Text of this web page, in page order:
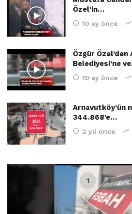
Özel’in…
10 ay önce
Özgür
Belediyesi’ne
10 ay önce
Arnavutköy’ün
344.868’e…
2 yıl önce